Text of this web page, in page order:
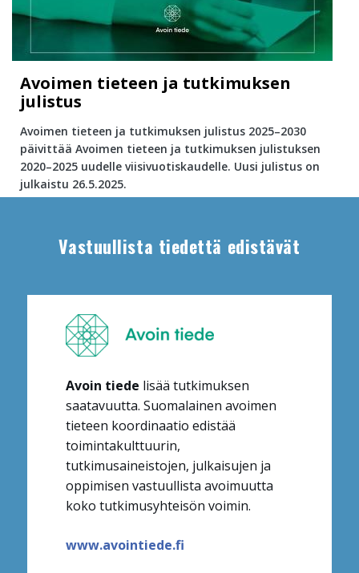
Avoimen tieteen ja tutkimuksen
julistus
Avoimen tieteen ja tutkimuksen julistus 2025–2030
päivittää Avoimen tieteen ja tutkimuksen julistuksen
2020–2025 uudelle viisivuotiskaudelle. Uusi julistus on
julkaistu 26.5.2025.
Vastuullista tiedettä edistävät
Avoin tiede lisää tutkimuksen
saatavuutta. Suomalainen avoimen
tieteen koordinaatio edistää
toimintakulttuurin,
tutkimusaineistojen, julkaisujen ja
oppimisen vastuullista avoimuutta
koko tutkimusyhteisön voimin.
www.avointiede.fi